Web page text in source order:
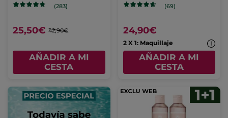
(283)
25,50€ 42,90€
AÑADIR A MI
CESTA
(69)
24,90€
2 X 1: Maquillaje
AÑADIR A MI
CESTA